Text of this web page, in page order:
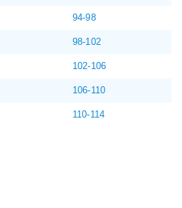
94-98
98-102
102-106
106-110
110-114